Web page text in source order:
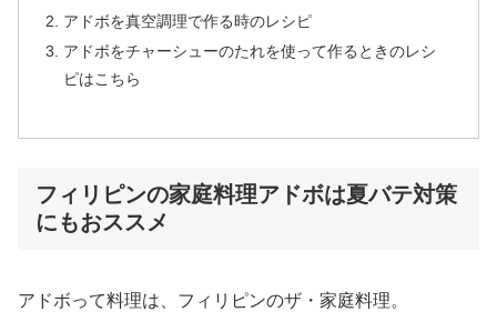
アドボを真空調理で作る時のレシピ
アドボをチャーシューのたれを使って作るときのレシ
ピはこちら
フィリピンの家庭料理アドボは夏バテ対策
にもおススメ
アドボって料理は、フィリピンのザ・家庭料理。